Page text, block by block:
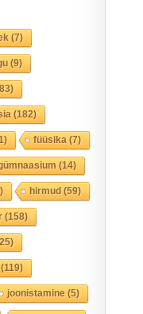
(7)
(9)
(182)
füüsika(7)
(14)
hirmud(59)
(158)
joonistamine(5)